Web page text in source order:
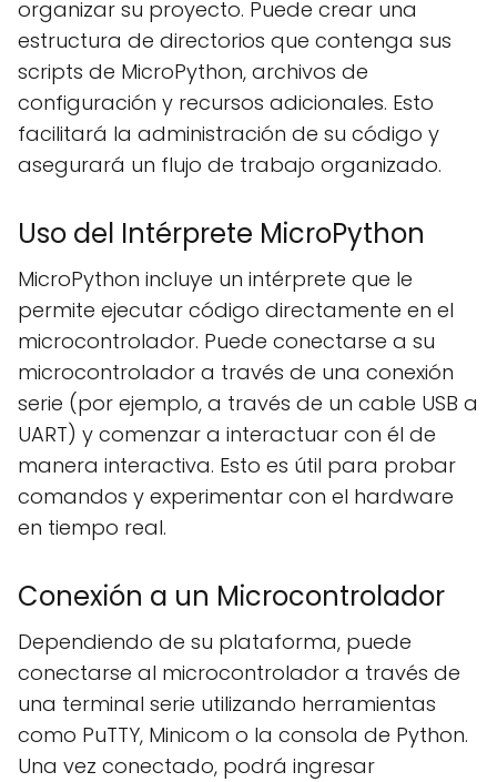
organizar su proyecto. Puede crear una
estructura de directorios que contenga sus
scripts de MicroPython, archivos de
configuración y recursos adicionales. Esto
facilitará la administración de su código y
asegurará un flujo de trabajo organizado.
Uso del Intérprete MicroPython
MicroPython incluye un intérprete que le
permite ejecutar código directamente en el
microcontrolador. Puede conectarse a su
microcontrolador a través de una conexión
serie (por ejemplo, a través de un cable USB a
UART) y comenzar a interactuar con él de
manera interactiva. Esto es útil para probar
comandos y experimentar con el hardware
en tiempo real.
Conexión a un Microcontrolador
Dependiendo de su plataforma, puede
conectarse al microcontrolador a través de
una terminal serie utilizando herramientas
como PuTTY, Minicom o la consola de Python.
Una vez conectado, podrá ingresar